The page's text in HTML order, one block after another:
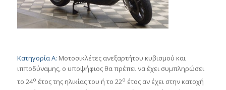
Κατηγορία Α: Μοτοσικλέτες ανεξαρτήτου κυβισμού και
ιπποδύναμης, ο υποψήφιος θα πρέπει να έχει συμπληρώσει
το 24ο έτος της ηλικίας του ή το 22ο έτος αν έχει στην κατοχή